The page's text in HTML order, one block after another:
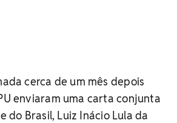
cerca de um mês depois
enviaram uma carta conjunta
do Brasil, Luiz Inácio Lula da